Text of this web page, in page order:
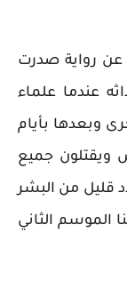
عن رواية صدرت
عندما علماء
وبعدها بأيام
جميع
قليل من البشر
الموسم الثاني